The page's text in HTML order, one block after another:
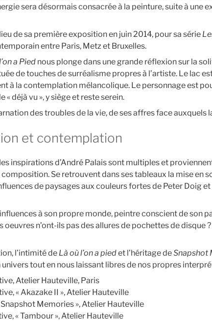
sera désormais consacrée à la peinture, suite à
de sa première exposition en juin 2014, pour sa série
entre Paris, Metz et Bruxelles.
a Pied nous plonge dans une grande réflexion sur la
de touches de surréalisme propres à l’artiste. Le lac
à la contemplation mélancolique. Le personnage est
déjà vu », y siège et reste serein.
des troubles de la vie, de ses affres face auxquels
et contemplation
inspirations d’André Palais sont multiples et
Se retrouvent dans ses tableaux la mise en
de paysages aux couleurs fortes de Peter Doig
à son propre monde, peintre conscient de son
oeuvres n’ont-ils pas des allures de pochettes de disque
l’intimité de Là où l’on a piedet l’héritage deSnapshot
univers tout en nous laissant libres de nos propres
Atelier Hauteville, Paris
« Akazake II », Atelier Hauteville
Memories », Atelier Hauteville
« Tambour », Atelier Hauteville